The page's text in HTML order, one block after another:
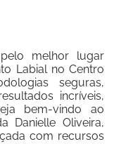
melhor lugar
Labial no Centro
seguras,
incríveis,
bem-vindo ao
Danielle Oliveira,
com recursos